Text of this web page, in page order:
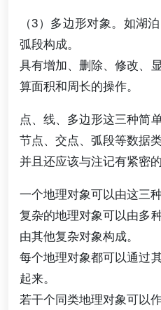
（3）多边形对象。如湖
弧段构成。
具有增加、删除、修改、
算面积和周长的操作。
点、线、多边形这三种简
节点、交点、弧段等数据类
并且还应该与注记有紧密的
一个地理对象可以由这三
复杂的地理对象可以由多
由其他复杂对象构成。
每个地理对象都可以通过
起来。
若干个同类地理对象可以